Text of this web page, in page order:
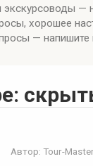
хорошее
—
Автор: Tour-